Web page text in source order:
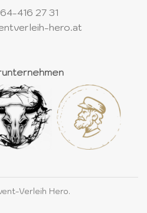
416 27 31
hero.at
Verleih Hero.